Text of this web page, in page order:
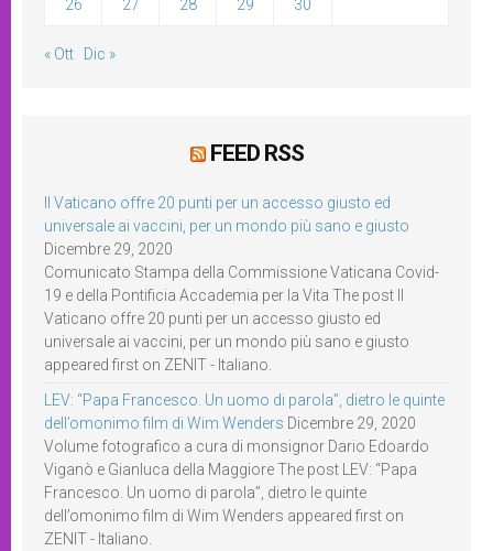
26 27 28 29 30
« Ott Dic »
FEED RSS
Il Vaticano offre 20 punti per un accesso giusto ed
universale ai vaccini, per un mondo più sano e giusto
Dicembre 29, 2020
Comunicato Stampa della Commissione Vaticana Covid-
19 e della Pontificia Accademia per la Vita The post Il
Vaticano offre 20 punti per un accesso giusto ed
universale ai vaccini, per un mondo più sano e giusto
appeared first on ZENIT - Italiano.
LEV: “Papa Francesco. Un uomo di parola”, dietro le quinte
dell’omonimo film di Wim Wenders Dicembre 29, 2020
Volume fotografico a cura di monsignor Dario Edoardo
Viganò e Gianluca della Maggiore The post LEV: “Papa
Francesco. Un uomo di parola”, dietro le quinte
dell’omonimo film di Wim Wenders appeared first on
ZENIT - Italiano.